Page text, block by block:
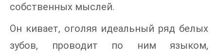
собственных мыслей.
Он кивает, оголяя идеальный ряд белых
зубов, проводит по ним языком,